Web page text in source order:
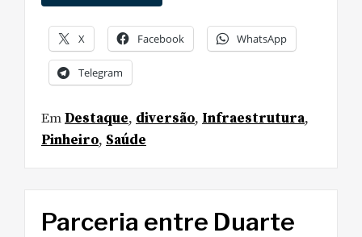
X Facebook WhatsApp
Telegram
EmDestaque, diversão, Infraestrutura,
Pinheiro, Saúde
Parceria entre Duarte